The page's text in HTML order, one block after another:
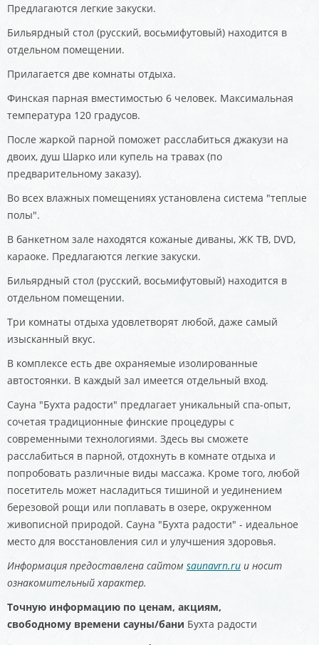
Предлагаются легкие закуски.
Бильярдный стол (русский, восьмифутовый) находится в
отдельном помещении.
Прилагается две комнаты отдыха.
Финская парная вместимостью 6 человек. Максимальная
температура 120 градусов.
После жаркой парной поможет расслабиться джакузи на
двоих, душ Шарко или купель на травах (по
предварительному заказу).
Во всех влажных помещениях установлена система "теплые
полы".
В банкетном зале находятся кожаные диваны, ЖК ТВ, DVD,
караоке. Предлагаются легкие закуски.
Бильярдный стол (русский, восьмифутовый) находится в
отдельном помещении.
Три комнаты отдыха удовлетворят любой, даже самый
изысканный вкус.
В комплексе есть две охраняемые изолированные
автостоянки. В каждый зал имеется отдельный вход.
Сауна "Бухта радости" предлагает уникальный спа-опыт,
сочетая традиционные финские процедуры с
современными технологиями. Здесь вы сможете
расслабиться в парной, отдохнуть в комнате отдыха и
попробовать различные виды массажа. Кроме того, любой
посетитель может насладиться тишиной и уединением
березовой рощи или поплавать в озере, окруженном
живописной природой. Сауна "Бухта радости" - идеальное
место для восстановления сил и улучшения здоровья.
Информация предоставлена сайтом saunavrn.ru и носит
ознакомительный характер.
Точную информацию по ценам, акциям,
свободному времени сауны/бани Бухта радости